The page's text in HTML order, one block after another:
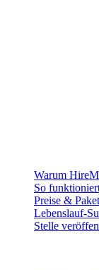
Warum
So
Preise &
Lebenslauf-
Stelle